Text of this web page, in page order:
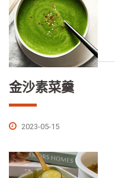
金沙素菜羹
2023-05-15